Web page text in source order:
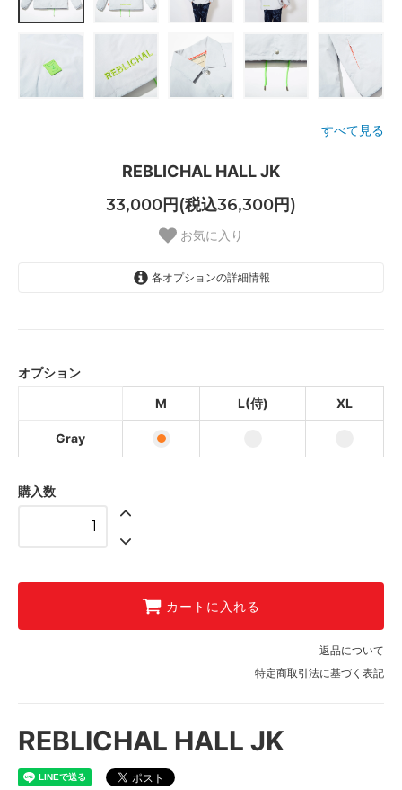
すべて見る
REBLICHAL HALL JK
33,000円(税込36,300円)
お気に入り
各オプションの詳細情報
オプション
M
L(侍) XL
Gray
購入数
カートに入れる
返品について
特定商取引法に基づく表記
REBLICHAL HALL JK